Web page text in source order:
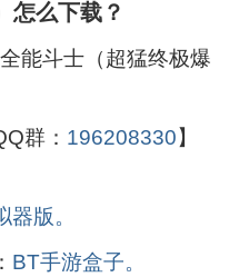
怎么下载？
能斗士（超猛终极爆
群： 196208330】
器版。
BT手游盒子。